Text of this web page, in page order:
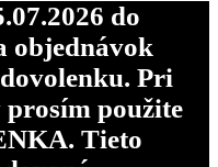
do
objednávok
Pri
použite
Tieto